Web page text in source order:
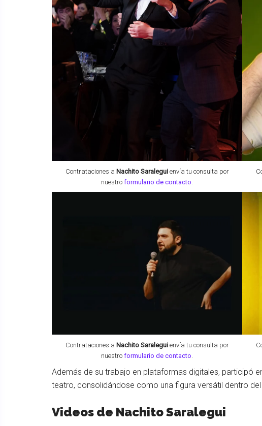
Contrataciones a Nachito Saraleguienvía tu consulta por
nuestro formulario de contacto
Contrataciones a Nachito Saraleguienvía tu consulta por
nuestro formulario de contacto
Además de su trabajo en plataformas digitales, participó
teatro, consolidándose como una figura versátil dentro
Videos de Nachito Saralegui